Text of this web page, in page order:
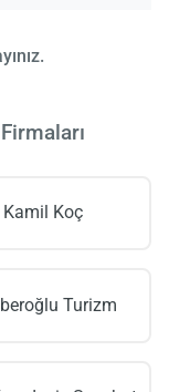
Kamil Koç
Turizm